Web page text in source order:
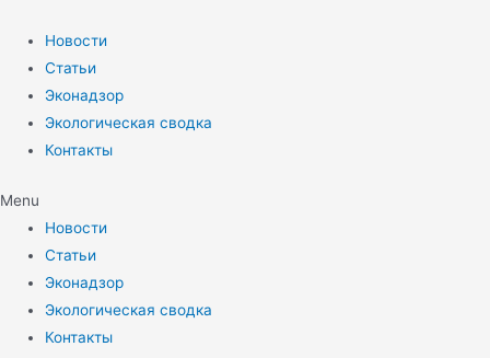
содержимому
Новости
Статьи
Эконадзор
Экологическая сводка
Контакты
Menu
Новости
Статьи
Эконадзор
Экологическая сводка
Контакты